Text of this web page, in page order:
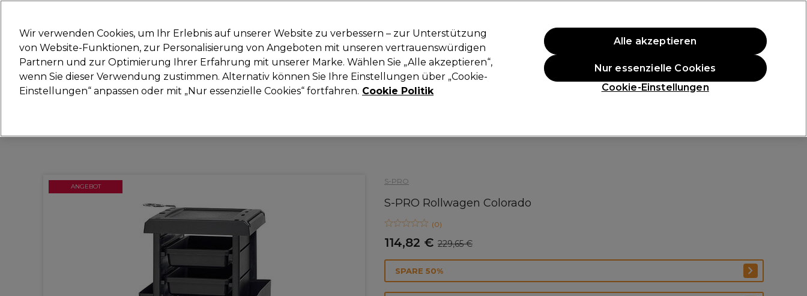
Anmelden
Marken Deals Haare Elektrogeräte Saloneinrichtung Kosmetik Herrenfriseur Inspiration Neue Produkte Die Professional Preise Vegane Produkte
Lieferung und Lieferzeiten
Gratis Lieferung ab 40 €
S-PRO
S-PRO Rollwagen Colorado
(0)
114,82 € 229,65 €
ANGEBOT
SPARE 50%
Wir verwenden Cookies, um Ihr Erlebnis auf unserer Website zu verbessern – zur Unterstützung
von Website-Funktionen, zur Personalisierung von Angeboten mit unseren vertrauenswürdigen
Partnern und zur Optimierung Ihrer Erfahrung mit unserer Marke. Wählen Sie „Alle akzeptieren“,
wenn Sie dieser Verwendung zustimmen. Alternativ können Sie Ihre Einstellungen über „Cookie-
Einstellungen“ anpassen oder mit „Nur essenzielle Cookies“ fortfahren. Cookie Politik Cookie-Einstellungen
Nur essenzielle Cookies
Alle akzeptieren